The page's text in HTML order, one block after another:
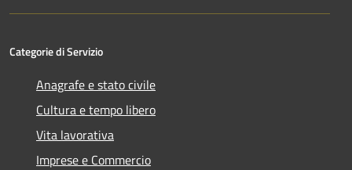
Categorie di Servizio
Anagrafe e stato civile
Cultura e tempo libero
Vita lavorativa
Imprese e Commercio